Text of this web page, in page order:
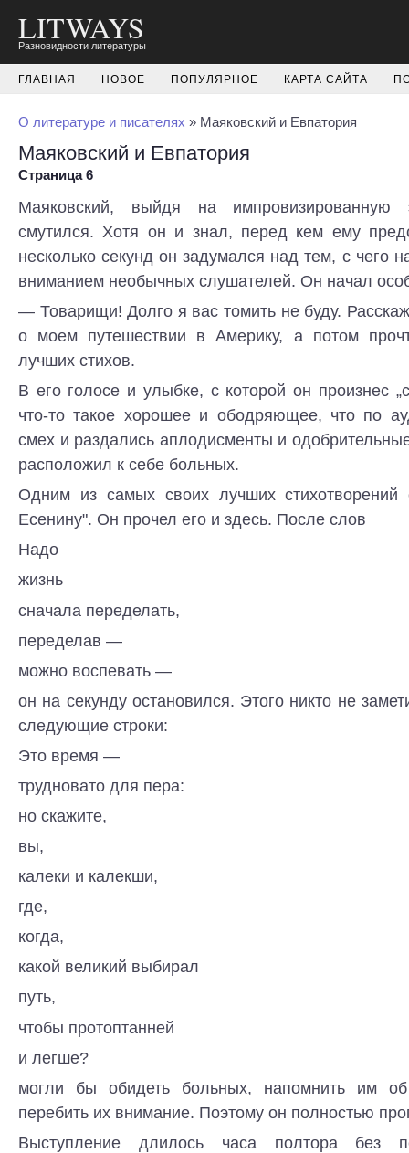
LITWAYS
Разновидности литературы
ГЛАВНАЯ НОВОЕ ПОПУЛЯРНОЕ КАРТА САЙТА
О литературе и писателях » Маяковский и Евпатория
Маяковский и Евпатория
Страница 6
Маяковский, выйдя на импровизированную
смутился. Хотя он и знал, перед кем ему
несколько секунд он задумался над тем, с чего
вниманием необычных слушателей. Он начал
— Товарищи! Долго я вас томить не буду.
о моем путешествии в Америку, а потом
лучших стихов.
В его голосе и улыбке, с которой он произнес
что-то такое хорошее и ободряющее, что по
смех и раздались аплодисменты и
расположил к себе больных.
Одним из самых своих лучших стихотворений
Есенину". Он прочел его и здесь. После слов
Надо
жизнь
сначала переделать,
переделав —
можно воспевать —
он на секунду остановился. Этого никто не
следующие строки:
Это время —
трудновато для пера:
но скажите,
вы,
калеки и калекши,
где,
когда,
какой великий выбирал
путь,
чтобы протоптанней
и легше?
могли бы обидеть больных, напомнить им
перебить их внимание. Поэтому он полностью
Выступление длилось часа полтора без